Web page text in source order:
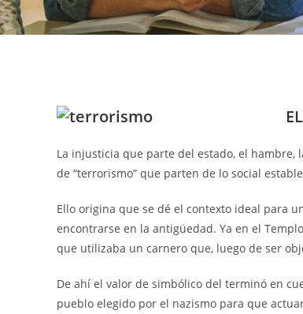
La injusticia que parte del estado, el hambre,
de “terrorismo” que parten de lo social
Ello origina que se dé el contexto ideal para
encontrarse en la antigüedad. Ya en el
que utilizaba un carnero que, luego de ser
De ahí el valor de simbólico del terminó en
pueblo elegido por el nazismo para que